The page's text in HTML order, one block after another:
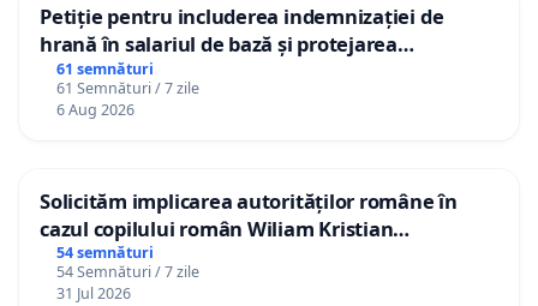
Petiție pentru includerea indemnizației de
hrană în salariul de bază și protejarea
gradațiilor de vechime pentru asistenții
personali
61 semnături
61 Semnături / 7 zile
6 Aug 2026
Solicităm implicarea autorităților române în
cazul copilului român Wiliam Kristian
Gheorghe, aflat în plasament în Danemarca de
12 ani
54 semnături
54 Semnături / 7 zile
31 Jul 2026